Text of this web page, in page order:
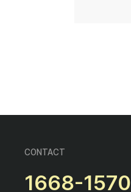
CONTACT
1668-1570